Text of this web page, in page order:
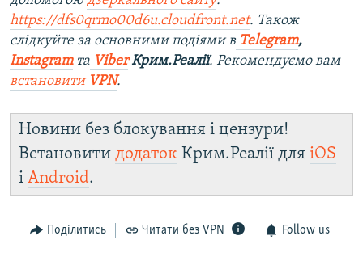
https://dfs0qrmo00d6u.cloudfront.net. Також
слідкуйте за основними подіями в Telegram,
Instagramта ViberКрим.Реалії. Рекомендуємо вам
встановити VPN.
Новини без блокування і цензури!
Встановити додаток Крим.Реалії для iOS
і Android.
Поділитись Читати без VPN Follow us